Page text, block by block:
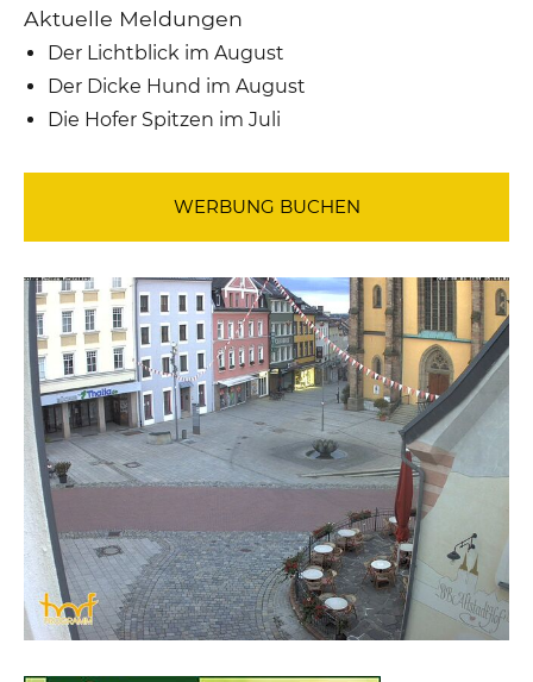
Aktuelle Meldungen
Der Lichtblick im August
Der Dicke Hund im August
Die Hofer Spitzen im Juli
WERBUNG BUCHEN